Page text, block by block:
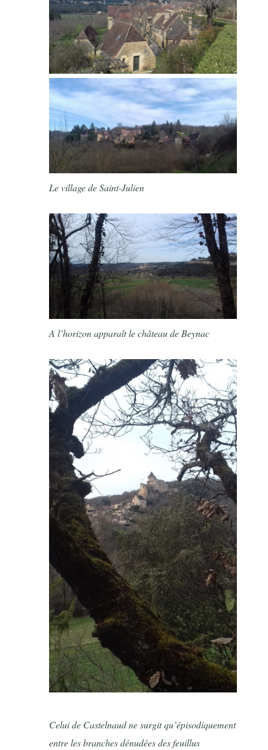
Le village de Saint-Julien
A l’horizon apparaît le château de Beynac
Celui de Castelnaud ne surgit qu’épisodiquement
entre les branches dénudées des feuillus